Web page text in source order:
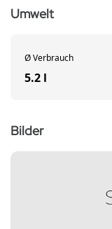
Umwelt
ØVerbrauch
5.2 l
Bilder